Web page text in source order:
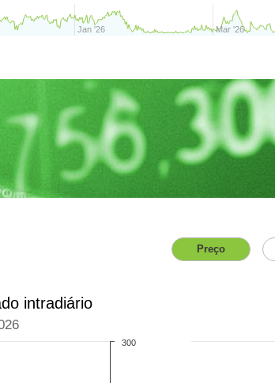
Jan '26 Mar '26
intradiário
300
Preço